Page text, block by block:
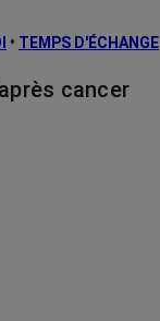
• TEMPS D'ÉCHANGE
cancer